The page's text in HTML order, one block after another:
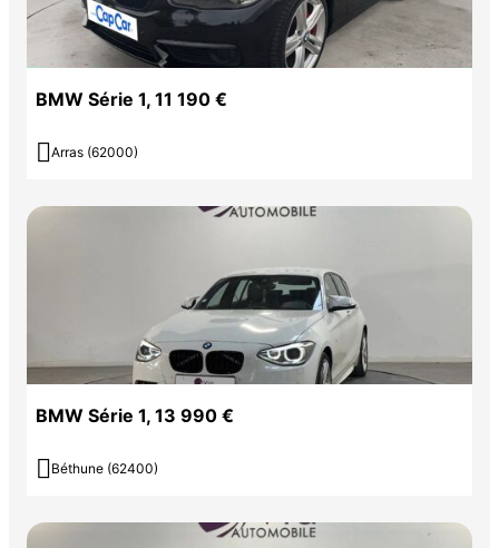
BMW Série 1, 11 190 €
 Arras (62000)
BMW Série 1, 13 990 €
 Béthune (62400)